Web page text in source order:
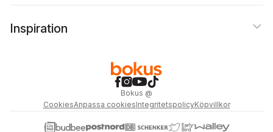
Inspiration
Bokus @
CookiesAnpassa cookiesIntegritetspolicyKöpvillkor